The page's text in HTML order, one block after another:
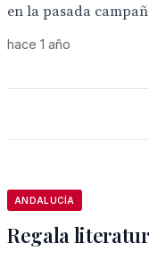
en la pasada
hace 1 año
ANDALUCÍA
Regala